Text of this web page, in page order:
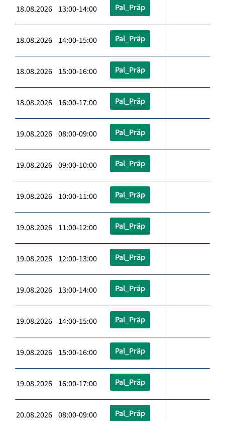
18.08.2026 13:00-14:00 Pal_Präp
18.08.2026 14:00-15:00 Pal_Präp
18.08.2026 15:00-16:00 Pal_Präp
18.08.2026 16:00-17:00 Pal_Präp
19.08.2026 08:00-09:00 Pal_Präp
19.08.2026 09:00-10:00 Pal_Präp
19.08.2026 10:00-11:00 Pal_Präp
19.08.2026 11:00-12:00 Pal_Präp
19.08.2026 12:00-13:00 Pal_Präp
19.08.2026 13:00-14:00 Pal_Präp
19.08.2026 14:00-15:00 Pal_Präp
19.08.2026 15:00-16:00 Pal_Präp
19.08.2026 16:00-17:00 Pal_Präp
20.08.2026 08:00-09:00 Pal_Präp